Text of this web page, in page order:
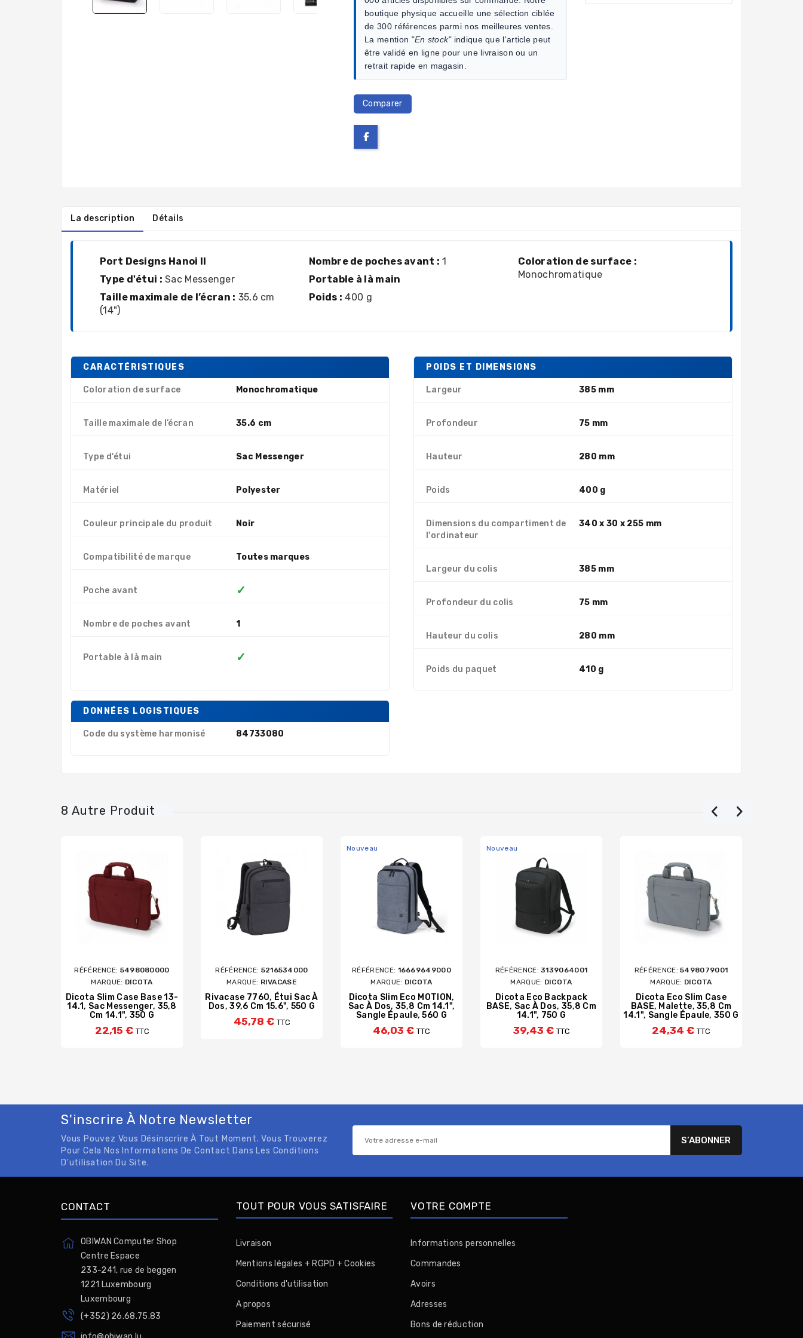
boutique physique accueille une sélection ciblée
de 300 références parmi nos meilleures ventes.
La mention "En stock"indique que l'article peut
être validé en ligne pour une livraison ou un
retrait rapide en magasin.
Comparer
La description Détails
Port Designs Hanoi II
Type d'étui : Sac Messenger
Taille maximale de l’écran : 35,6 cm
(14")
Nombre de poches avant : 1
Portable à là main
Poids : 400 g
Coloration de surface :
Monochromatique
CARACTÉRISTIQUES
Coloration de surface Monochromatique
Taille maximale de l’écran 35.6 cm
Type d'étui Sac Messenger
Matériel Polyester
Couleur principale du produit Noir
Compatibilité de marque Toutes marques
Poche avant ✓
Nombre de poches avant 1
Portable à là main ✓
POIDS ET DIMENSIONS
Largeur 385 mm
Profondeur 75 mm
Hauteur 280 mm
Poids 400 g
Dimensions du compartiment de
l'ordinateur
340 x 30 x 255 mm
Largeur du colis 385 mm
Profondeur du colis 75 mm
Hauteur du colis 280 mm
Poids du paquet 410 g
DONNÉES LOGISTIQUES
Code du système harmonisé 84733080
8 Autre Produit
RÉFÉRENCE: 5498080000
MARQUE: DICOTA
Dicota Slim Case Base 13-
14.1, Sac Messenger, 35,8
Cm 14.1", 350 G
22,15 € TTC
RÉFÉRENCE: 5216534000
MARQUE: RIVACASE
Rivacase 7760, Étui Sac À
Dos, 39,6 Cm 15.6", 550 G
45,78 € TTC
Nouveau
RÉFÉRENCE: 16669649000
MARQUE: DICOTA
Dicota Slim Eco MOTION,
Sac À Dos, 35,8 Cm 14.1",
Sangle Épaule, 560 G
46,03 € TTC
Nouveau
RÉFÉRENCE:3139064001
MARQUE: DICOTA
Dicota Eco Backpack
BASE, Sac À Dos, 35,8 Cm
14.1", 750 G
39,43 € TTC
RÉFÉRENCE:5498079001
MARQUE: DICOTA
Dicota Eco Slim Case
BASE, Malette, 35,8 Cm
14.1", Sangle Épaule, 350 G
24,34 € TTC
S'inscrire À Notre Newsletter
Vous Pouvez Vous Désinscrire À Tout Moment. Vous Trouverez
Pour Cela Nos Informations De Contact Dans Les Conditions
D'utilisation Du Site.
CONTACT
OBIWAN Computer Shop
Centre Espace
233-241, rue de beggen
1221 Luxembourg
Luxembourg
(+352) 26.68.75.83
TOUT POUR VOUS SATISFAIRE
Livraison
Mentions légales + RGPD + Cookies
Conditions d'utilisation
A propos
Paiement sécurisé
VOTRE COMPTE
Informations personnelles
Commandes
Avoirs
Adresses
Bons de réduction